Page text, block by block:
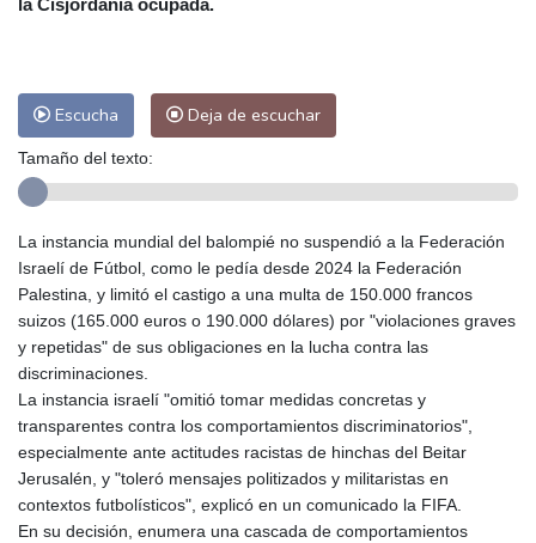
Las Palmas de Gran Canaria
Caracas
28 °C Managua
San José
38 °C Asunción
Panama City
la Cisjordania ocupada.
Escucha Deja de escuchar
Tamaño del texto:
La instancia mundial del balompié no suspendió a la Federación
Israelí de Fútbol, como le pedía desde 2024 la Federación
Palestina, y limitó el castigo a una multa de 150.000 francos
suizos (165.000 euros o 190.000 dólares) por "violaciones graves
y repetidas" de sus obligaciones en la lucha contra las
discriminaciones.
La instancia israelí "omitió tomar medidas concretas y
transparentes contra los comportamientos discriminatorios",
especialmente ante actitudes racistas de hinchas del Beitar
Jerusalén, y "toleró mensajes politizados y militaristas en
contextos futbolísticos", explicó en un comunicado la FIFA.
En su decisión, enumera una cascada de comportamientos